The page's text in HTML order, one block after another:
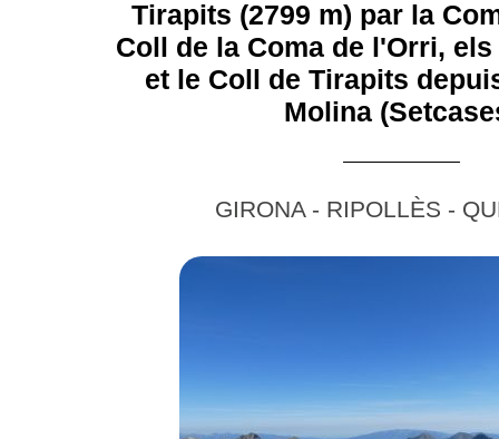
Tirapits (2799 m) par la
Coll de la Coma de l'Orri,
et le Coll de Tirapits
Molina
GIRONA - RIPOLLÈS -